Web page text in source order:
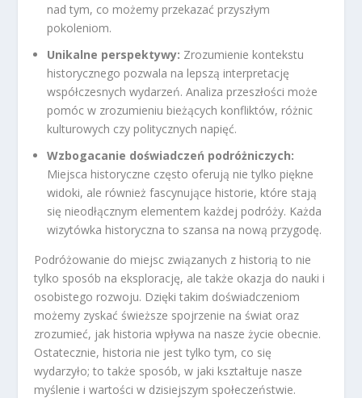
nad tym, co możemy przekazać przyszłym
pokoleniom.
Unikalne perspektywy: Zrozumienie kontekstu
historycznego pozwala na lepszą interpretację
współczesnych wydarzeń. Analiza przeszłości może
pomóc w zrozumieniu bieżących konfliktów, różnic
kulturowych czy politycznych napięć.
Wzbogacanie doświadczeń podróżniczych:
Miejsca historyczne często oferują nie tylko piękne
widoki, ale również fascynujące historie, które stają
się nieodłącznym elementem każdej podróży. Każda
wizytówka historyczna to szansa na nową przygodę.
Podróżowanie do miejsc związanych z historią to nie
tylko sposób na eksplorację, ale także okazja do nauki i
osobistego rozwoju. Dzięki takim doświadczeniom
możemy zyskać świeższe spojrzenie na świat oraz
zrozumieć, jak historia wpływa na nasze życie obecnie.
Ostatecznie, historia nie jest tylko tym, co się
wydarzyło; to także sposób, w jaki kształtuje nasze
myślenie i wartości w dzisiejszym społeczeństwie.